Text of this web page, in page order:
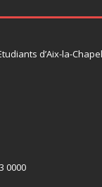
d’Aix-la-
0000